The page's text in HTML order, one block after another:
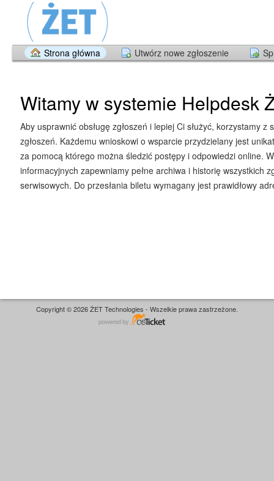
Strona główna Utwórz nowe zgłoszenie
Witamy w systemie Helpdesk
Aby usprawnić obsługę zgłoszeń i lepiej Ci służyć, korzystamy z
zgłoszeń. Każdemu wnioskowi o wsparcie przydzielany jest
za pomocą którego można śledzić postępy i odpowiedzi online.
informacyjnych zapewniamy pełne archiwa i historię wszystkich
serwisowych. Do przesłania biletu wymagany jest prawidłowy
Copyright © 2026 ŻET Technologies - Wszelkie prawa zastrzeżone.